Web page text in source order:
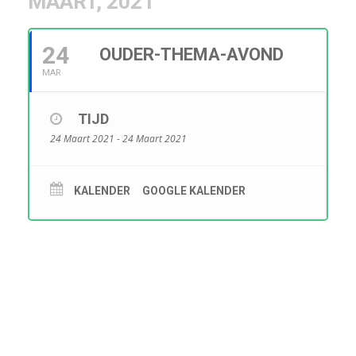
24
MAR
OUDER-THEMA-AVOND
TIJD
24 Maart 2021 - 24 Maart 2021
KALENDER GOOGLE KALENDER